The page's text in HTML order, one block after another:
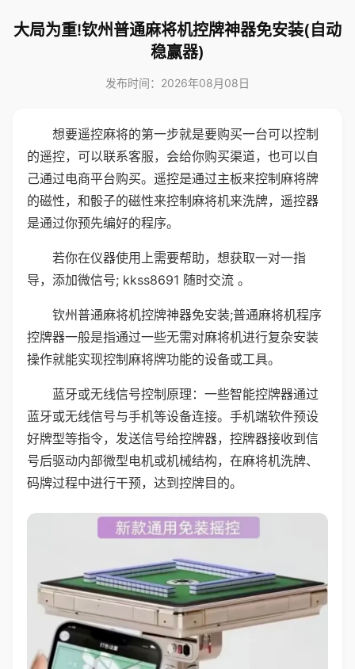
大局为重!钦州普通麻将机控牌神器免安装(自动
稳赢器)
发布时间：2026年08月08日
想要遥控麻将的第一步就是要购买一台可以控制
的遥控，可以联系客服，会给你购买渠道，也可以自
己通过电商平台购买。遥控是通过主板来控制麻将牌
的磁性，和骰子的磁性来控制麻将机来洗牌，遥控器
是通过你预先编好的程序。
若你在仪器使用上需要帮助，想获取一对一指
导，添加微信号; kkss8691 随时交流 。
钦州普通麻将机控牌神器免安装;普通麻将机程序
控牌器一般是指通过一些无需对麻将机进行复杂安装
操作就能实现控制麻将牌功能的设备或工具。
蓝牙或无线信号控制原理：一些智能控牌器通过
蓝牙或无线信号与手机等设备连接。手机端软件预设
好牌型等指令，发送信号给控牌器，控牌器接收到信
号后驱动内部微型电机或机械结构，在麻将机洗牌、
码牌过程中进行干预，达到控牌目的。